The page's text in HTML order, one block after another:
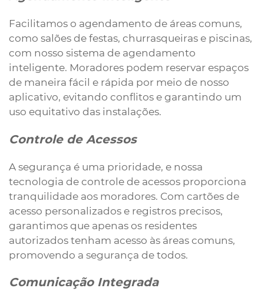
Facilitamos o agendamento de áreas comuns,
como salões de festas, churrasqueiras e piscinas,
com nosso sistema de agendamento
inteligente. Moradores podem reservar espaços
de maneira fácil e rápida por meio de nosso
aplicativo, evitando conflitos e garantindo um
uso equitativo das instalações.
Controle de Acessos
A segurança é uma prioridade, e nossa
tecnologia de controle de acessos proporciona
tranquilidade aos moradores. Com cartões de
acesso personalizados e registros precisos,
garantimos que apenas os residentes
autorizados tenham acesso às áreas comuns,
promovendo a segurança de todos.
Comunicação Integrada